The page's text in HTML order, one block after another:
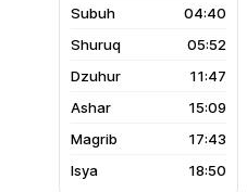
04:40
05:52
11:47
15:09
17:43
18:50